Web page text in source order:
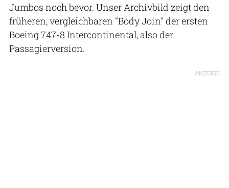
Jumbos noch bevor. Unser Archivbild zeigt den
früheren, vergleichbaren "Body Join" der ersten
Boeing 747-8 Intercontinental, also der
Passagierversion.
ANZEIGE